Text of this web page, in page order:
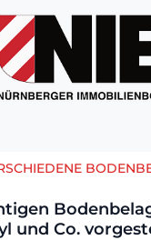
und Co.